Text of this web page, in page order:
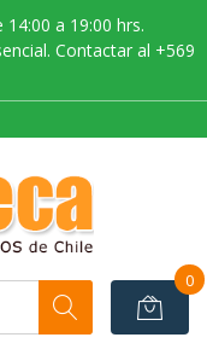
14:00 a 19:00 hrs.
Contactar al +569
0